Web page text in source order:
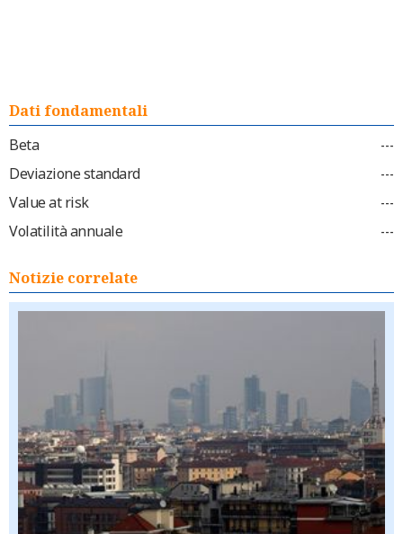
Dati fondamentali
Beta
---
Deviazione standard ---
Value at risk ---
Volatilità annuale ---
Notizie correlate